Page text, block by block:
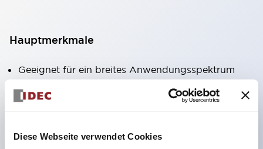
Diese Webseite verwendet Cookies
Hauptmerkmale
Geeignet für ein breites Anwendungsspektrum
von der Konsumelektronik bis zum FA-Bereich
LED-Beleuchtungseinheit mit integriertem
LED-Lampenkörper